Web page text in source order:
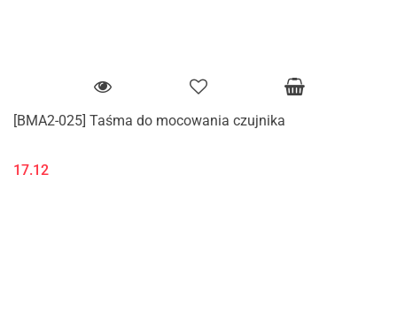
[BMA2-025] Taśma do mocowania czujnika
17.12